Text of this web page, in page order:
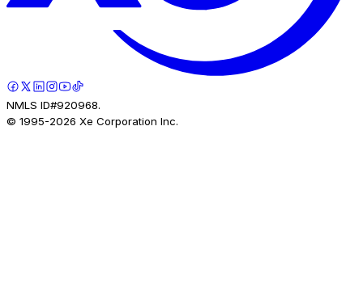
NMLS ID#920968.
© 1995-2026 Xe Corporation Inc.